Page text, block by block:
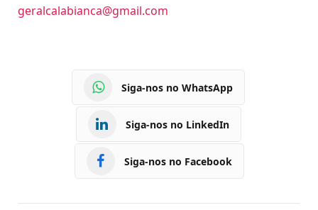
geralcalabianca@gmail.com
Siga-nos no WhatsApp
Siga-nos no LinkedIn
Siga-nos no Facebook